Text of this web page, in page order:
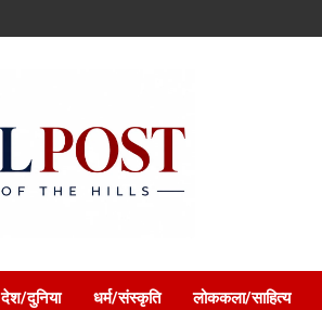
देश/दुनिया धर्म/संस्कृति लोककला/साहित्य